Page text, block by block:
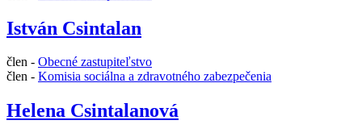
István Csintalan
člen - Obecné zastupiteľstvo
člen - Komisia sociálna a zdravotného zabezpečenia
Helena Csintalanová